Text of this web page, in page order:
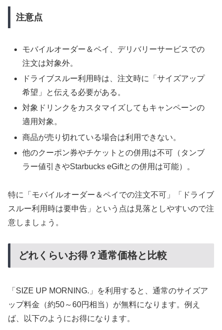
注意点
モバイルオーダー＆ペイ、デリバリーサービスでの
注文は対象外。
ドライブスルー利用時は、注文時に「サイズアップ
希望」と伝える必要がある。
対象ドリンクをカスタマイズしてもキャンペーンの
適用対象。
商品が売り切れている場合は利用できない。
他のクーポン券やチケットとの併用は不可（タンブ
ラー値引きやStarbucks eGiftとの併用は可能）。
特に「モバイルオーダー＆ペイでの注文不可」「ドライブ
スルー利用時は要申告」という点は見落としやすいので注
意しましょう。
どれくらいお得？通常価格と比較
「SIZE UP MORNING.」を利用すると、通常のサイズア
ップ料金（約50～60円相当）が無料になります。例え
ば、以下のようにお得になります。